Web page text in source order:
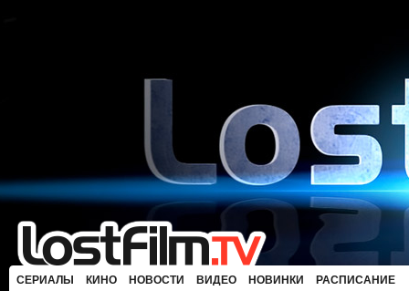
СЕРИАЛЫ КИНО НОВОСТИ ВИДЕО НОВИНКИ РАСПИСАНИЕ